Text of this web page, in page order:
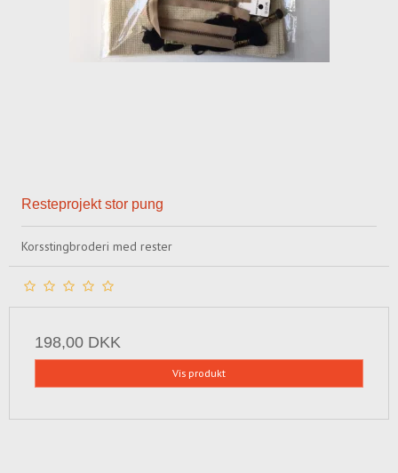
Resteprojekt stor pung
Korsstingbroderi med rester
198,00 DKK
Vis produkt